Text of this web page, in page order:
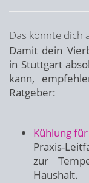
Das könnte dich
Damit dein
in Stuttgart
kann,
Ratgeber:
Kühlung
Praxis-
zur
Haushalt.